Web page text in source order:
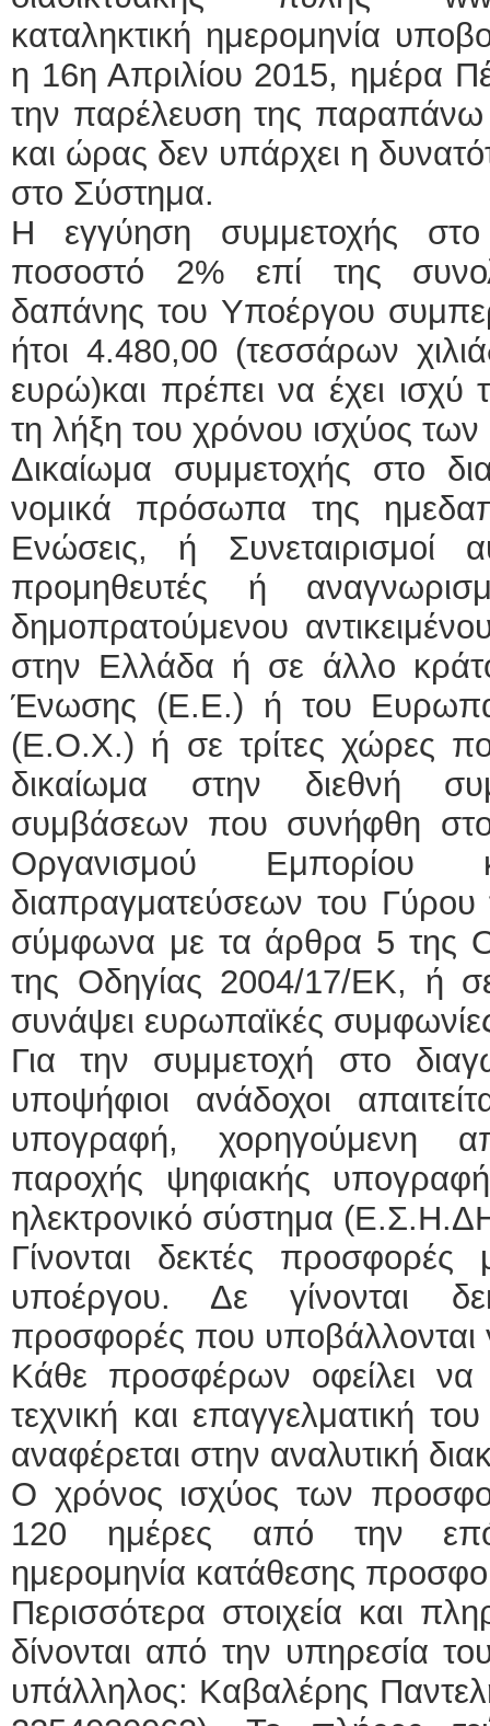
καταληκτική ημερομηνία
η 16η Απριλίου 2015, ημέρα
την παρέλευση της παραπάνω
και ώρας δεν υπάρχει η
στο Σύστημα.
Η εγγύηση συμμετοχής στο
ποσοστό 2% επί της
δαπάνης του Υποέργου
ήτοι 4.480,00 (τεσσάρων
ευρώ)και πρέπει να έχει ισχύ
τη λήξη του χρόνου ισχύος
Δικαίωμα συμμετοχής στο
νομικά πρόσωπα της
Ενώσεις, ή Συνεταιρισμοί
προμηθευτές ή
δημοπρατούμενου
στην Ελλάδα ή σε άλλο
Ένωσης (Ε.Ε.) ή του
(Ε.Ο.Χ.) ή σε τρίτες χώρες
δικαίωμα στην διεθνή
συμβάσεων που συνήφθη
Οργανισμού
διαπραγματεύσεων του
σύμφωνα με τα άρθρα 5 της
της Οδηγίας 2004/17/ΕΚ, ή
συνάψει ευρωπαϊκές
Για την συμμετοχή στο
υποψήφιοι ανάδοχοι
υπογραφή, χορηγούμενη
παροχής ψηφιακής
ηλεκτρονικό σύστημα
Γίνονται δεκτές
υποέργου. Δε γίνονται
προσφορές που υποβάλλονται
Κάθε προσφέρων οφείλει να
τεχνική και επαγγελματική
αναφέρεται στην αναλυτική
Ο χρόνος ισχύος των
120 ημέρες από την
ημερομηνία κατάθεσης
Περισσότερα στοιχεία και
δίνονται από την υπηρεσία
υπάλληλος: Καβαλέρης